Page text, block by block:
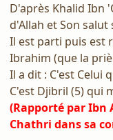
D'après Khalid Ibn
d'Allah et Son salut
Il est parti puis est
Ibrahim (que la
Il a dit : C'est Celui
C'est Djibril (5) qui
(Rapporté par Ibn
Chathri dans sa